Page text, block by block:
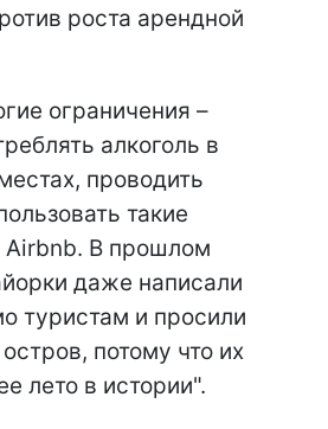
роста арендной
ограничения –
алкоголь в
проводить
такие
Airbnb. В прошлом
даже написали
туристам и просили
потому что их
лето в истории".